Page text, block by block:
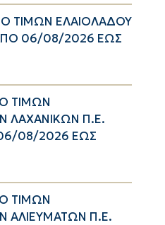
ΤΙΜΩΝ ΕΛΑΙΟΛΑΔΟΥ
06/08/2026 ΕΩΣ
ΤΙΜΩΝ
ΛΑΧΑΝΙΚΩΝ Π.Ε.
08/2026 ΕΩΣ
ΤΙΜΩΝ
ΑΛΙΕΥΜΑΤΩΝ Π.Ε.